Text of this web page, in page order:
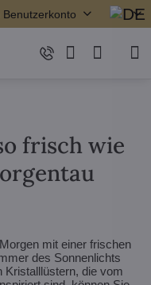
Benutzerkonto
frisch wie
mit einer frischen
des Sonnenlichts
Kristalllüstern, die vom